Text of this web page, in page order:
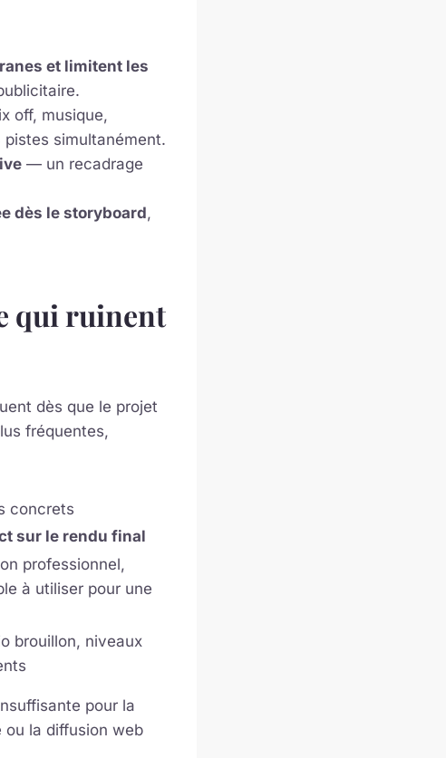
et limitent les
off, musique,
simultanément.
— un recadrage
dès le storyboard,
qui ruinent
dès que le projet
fréquentes,
concrets
sur le rendu final
professionnel,
à utiliser pour une
brouillon, niveaux
pour la
ou la diffusion web